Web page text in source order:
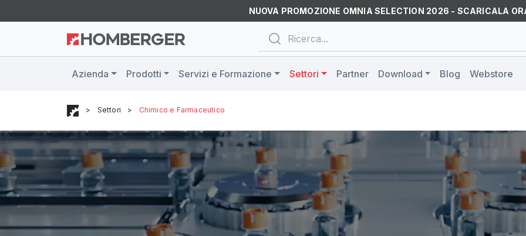
NUOVA PROMOZIONE OMNIA SELECTION 2026 - SCARICALA
Azienda Prodotti Servizi e Formazione Settori Partner Download Blog Webstore
> Settori > Chimico e Farmaceutico